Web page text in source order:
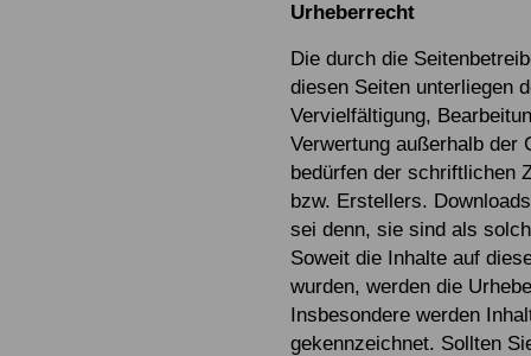
Urheberrecht
Die durch die
diesen Seiten unterliegen
Vervielfältigung,
Verwertung außerhalb der
bedürfen der schriftlichen
bzw. Erstellers.
sei denn, sie sind als
Soweit die Inhalte auf
wurden, werden die
Insbesondere werden
gekennzeichnet. Sollten